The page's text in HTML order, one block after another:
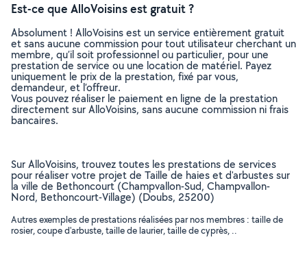
Est-ce que AlloVoisins est gratuit ?
Absolument ! AlloVoisins est un service entièrement gratuit
et sans aucune commission pour tout utilisateur cherchant un
membre, qu’il soit professionnel ou particulier, pour une
prestation de service ou une location de matériel. Payez
uniquement le prix de la prestation, fixé par vous,
demandeur, et l’offreur.
Vous pouvez réaliser le paiement en ligne de la prestation
directement sur AlloVoisins, sans aucune commission ni frais
bancaires.
Sur AlloVoisins, trouvez toutes les prestations de services
pour réaliser votre projet de Taille de haies et d'arbustes sur
la ville de Bethoncourt (Champvallon-Sud, Champvallon-
Nord, Bethoncourt-Village) (Doubs, 25200)
Autres exemples de prestations réalisées par nos membres : taille de
rosier, coupe d'arbuste, taille de laurier, taille de cyprès, ..